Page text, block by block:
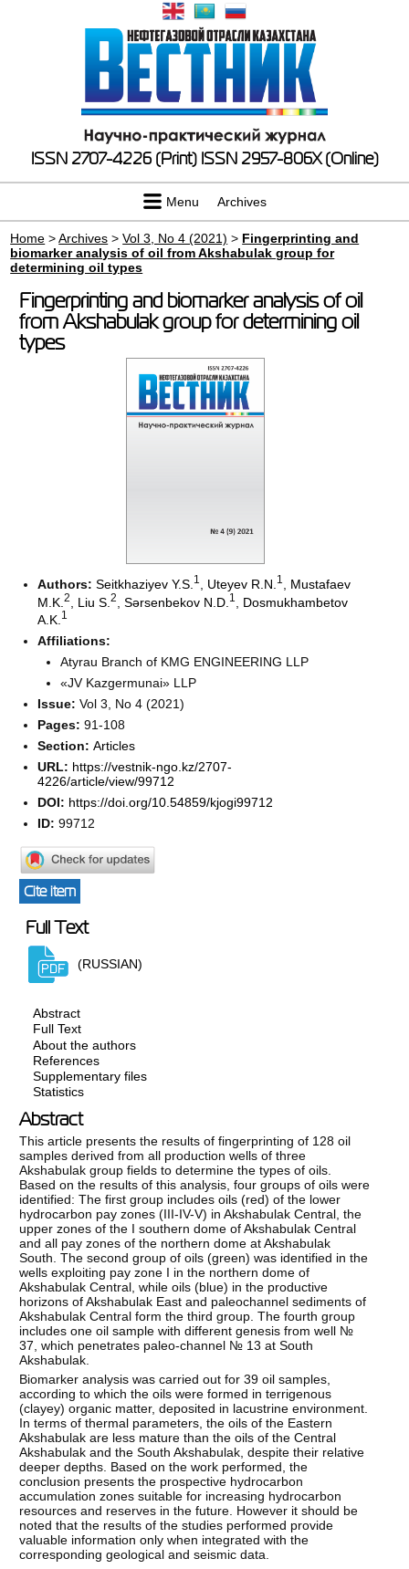
ISSN 2707-4226 (Print) ISSN 2957-806X (Online)
Menu Archives
Home >Archives >Vol 3, No 4 (2021) > Fingerprinting and
biomarker analysis of oil from Akshabulak group for
determining oil types
Fingerprinting and biomarker analysis of oil
from Akshabulak group for determining oil
types
Authors:Seitkhaziyev Y.S. 1 Uteyev R.N. 1
Mustafaev
M.K.2 Liu S.2 ,Sәrsenbekov N.D. 1
Dosmukhambetov
A.K. 1
Affiliations:
Atyrau Branch of KMG ENGINEERING LLP
«JV Kazgermunai» LLP
Issue:Vol 3, No 4 (2021)
Pages:91-108
Section:Articles
URL: https://vestnik-ngo.kz/2707-
4226/article/view/99712
DOI: https://doi.org/10.54859/kjogi99712
ID: 99712
Cite item
Full Text
(RUSSIAN)
Abstract
Full Text
About the authors
References
Supplementary files
Statistics
Abstract
This article presents the results of fingerprinting of 128 oil
samples derived from all production wells of three
Akshabulak group fields to determine the types of oils.
Based on the results of this analysis, four groups of oils were
identified: The first group includes oils (red) of the lower
hydrocarbon pay zones (III-IV-V) in Akshabulak Central, the
upper zones of the I southern dome of Akshabulak Central
and all pay zones of the northern dome at Akshabulak
South. The second group of oils (green) was identified in the
wells exploiting pay zone I in the northern dome of
Akshabulak Central, while oils (blue) in the productive
horizons of Akshabulak East and paleochannel sediments of
Akshabulak Central form the third group. The fourth group
includes one oil sample with different genesis from well №
37, which penetrates paleo-channel № 13 at South
Akshabulak.
Biomarker analysis was carried out for 39 oil samples,
according to which the oils were formed in terrigenous
(clayey) organic matter, deposited in lacustrine environment.
In terms of thermal parameters, the oils of the Eastern
Akshabulak are less mature than the oils of the Central
Akshabulak and the South Akshabulak, despite their relative
deeper depths. Based on the work performed, the
conclusion presents the prospective hydrocarbon
accumulation zones suitable for increasing hydrocarbon
resources and reserves in the future. However it should be
noted that the results of the studies performed provide
valuable information only when integrated with the
corresponding geological and seismic data.